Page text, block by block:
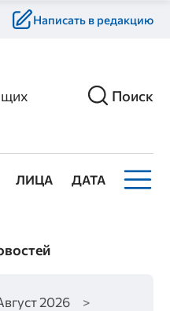
Написать в редакцию
Поиск
ЛИЦА ДАТА
2026 >